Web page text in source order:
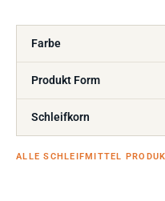
Farbe
Produkt Form
Schleifkorn
ALLE SCHLEIFMITTEL